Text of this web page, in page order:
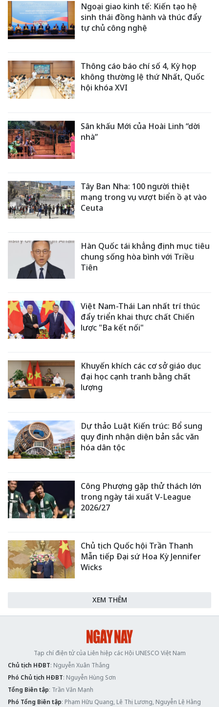
Ngoại giao kinh tế: Kiến tạo hệ
sinh thái đồng hành và thúc đẩy
tự chủ công nghệ
Thông cáo báo chí số 4, Kỳ họp
không thường lệ thứ Nhất, Quốc
hội khóa XVI
Sân khấu Mới của Hoài Linh “dời
nhà”
Tây Ban Nha: 100 người thiệt
mạng trong vụ vượt biển ồ ạt vào
Ceuta
Hàn Quốc tái khẳng định mục tiêu
chung sống hòa bình với Triều
Tiên
Việt Nam-Thái Lan nhất trí thúc
đẩy triển khai thực chất Chiến
lược "Ba kết nối"
Khuyến khích các cơ sở giáo dục
đại học cạnh tranh bằng chất
lượng
Dự thảo Luật Kiến trúc: Bổ sung
quy định nhận diện bản sắc văn
hóa dân tộc
Công Phượng gặp thử thách lớn
trong ngày tái xuất V-League
2026/27
Chủ tịch Quốc hội Trần Thanh
Mẫn tiếp Đại sứ Hoa Kỳ Jennifer
Wicks
XEM THÊM
Tạp chí điện tử của Liên hiệp các Hội UNESCO Việt Nam
Chủ tịch HĐBT: Nguyễn Xuân Thắng
Phó Chủ tịch HĐBT: Nguyễn Hùng Sơn
Tổng Biên tập: Trần Văn Mạnh
Phó Tổng Biên tập: Phạm Hữu Quang, Lê Thị Lương, Nguyễn Lệ Hằng